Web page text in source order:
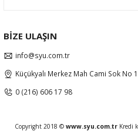
BİZE ULAŞIN
info@syu.com.tr
Küçükyalı Merkez Mah Cami Sok
0 (216) 606 17 98
Copyright 2018 © www.syu.com.tr Kredi